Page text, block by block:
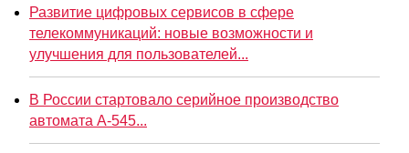
Развитие цифровых сервисов в сфере
телекоммуникаций: новые возможности и
улучшения для пользователей...
В России стартовало серийное производство
автомата А-545...